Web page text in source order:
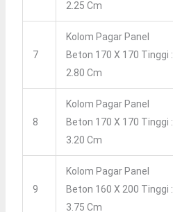
2.25 Cm
7
Kolom Pagar Panel
Beton 170 X 170 Tinggi :
2.80 Cm
8
Kolom Pagar Panel
Beton 170 X 170 Tinggi :
3.20 Cm
9
Kolom Pagar Panel
Beton 160 X 200 Tinggi :
3.75 Cm